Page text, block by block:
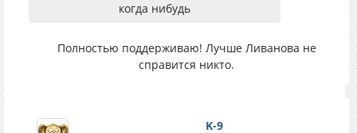
когда нибудь
Полностью поддерживаю! Лучше Ливанова не
справится никто.
K-9